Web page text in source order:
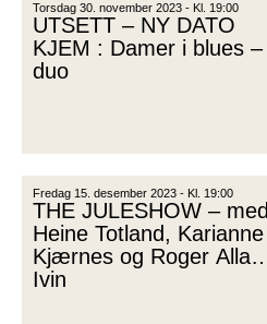
Torsdag 30. november 2023 - Kl. 19:00
UTSETT – NY DATO
KJEM : Damer i blues –
duo
Fredag 15. desember 2023 - Kl. 19:00
THE JULESHOW – med
Heine Totland, Karianne
Kjærnes og Roger Allan
Ivin